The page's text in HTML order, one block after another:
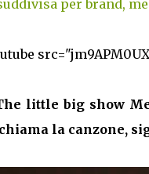
per brand,
little big show
la canzone,